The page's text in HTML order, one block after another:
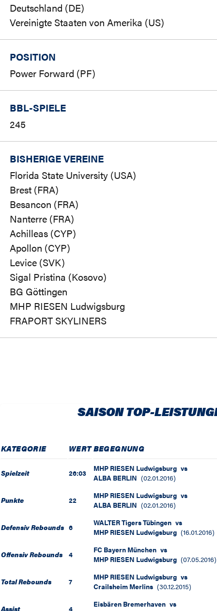
Deutschland (DE)
Vereinigte Staaten von Amerika (US)
POSITION
Power Forward (PF)
BBL-SPIELE
245
BISHERIGE VEREINE
Florida State University (USA)
Brest (FRA)
Besancon (FRA)
Nanterre (FRA)
Achilleas (CYP)
Apollon (CYP)
Levice (SVK)
Sigal Pristina (Kosovo)
BG Göttingen
MHP RIESEN Ludwigsburg
FRAPORT SKYLINERS
SAISON TOP-
KATEGORIE WERTBEGEGNUNG
Spielzeit 26:03 MHP RIESEN Ludwigsburg vs
ALBA BERLIN (02.01.2016)
Punkte 22 MHP RIESEN Ludwigsburg vs
ALBA BERLIN (02.01.2016)
Defensiv Rebounds 6 WALTER Tigers Tübingen vs
MHP RIESEN Ludwigsburg (16.01.2016)
Offensiv Rebounds 4 FC Bayern München vs
MHP RIESEN Ludwigsburg (07.05.2016)
Total Rebounds 7 MHP RIESEN Ludwigsburg vs
Crailsheim Merlins (30.12.2015)
Assist 4 Eisbären Bremerhaven vs